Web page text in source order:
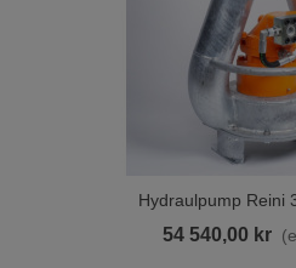
Hydraulpump Reini
54 540,00 kr